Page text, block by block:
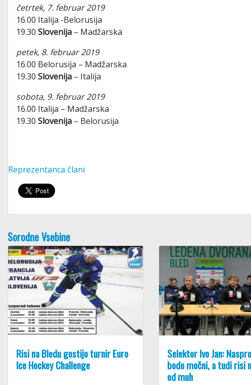
četrtek, 7. februar 2019
16.00 Italija -Belorusija
19.30 Slovenija – Madžarska
petek, 8. februar 2019
16.00 Belorusija – Madžarska
19.30 Slovenija – Italija
sobota, 9. februar 2019
16.00 Italija – Madžarska
19.30 Slovenija – Belorusija
Reprezentanca člani
Sorodne Vsebine
Risi na Bledu gostijo turnir Euro
Ice Hockey Challenge
Selektor Ivo Jan:
bodo močni, a tudi risi
od muh